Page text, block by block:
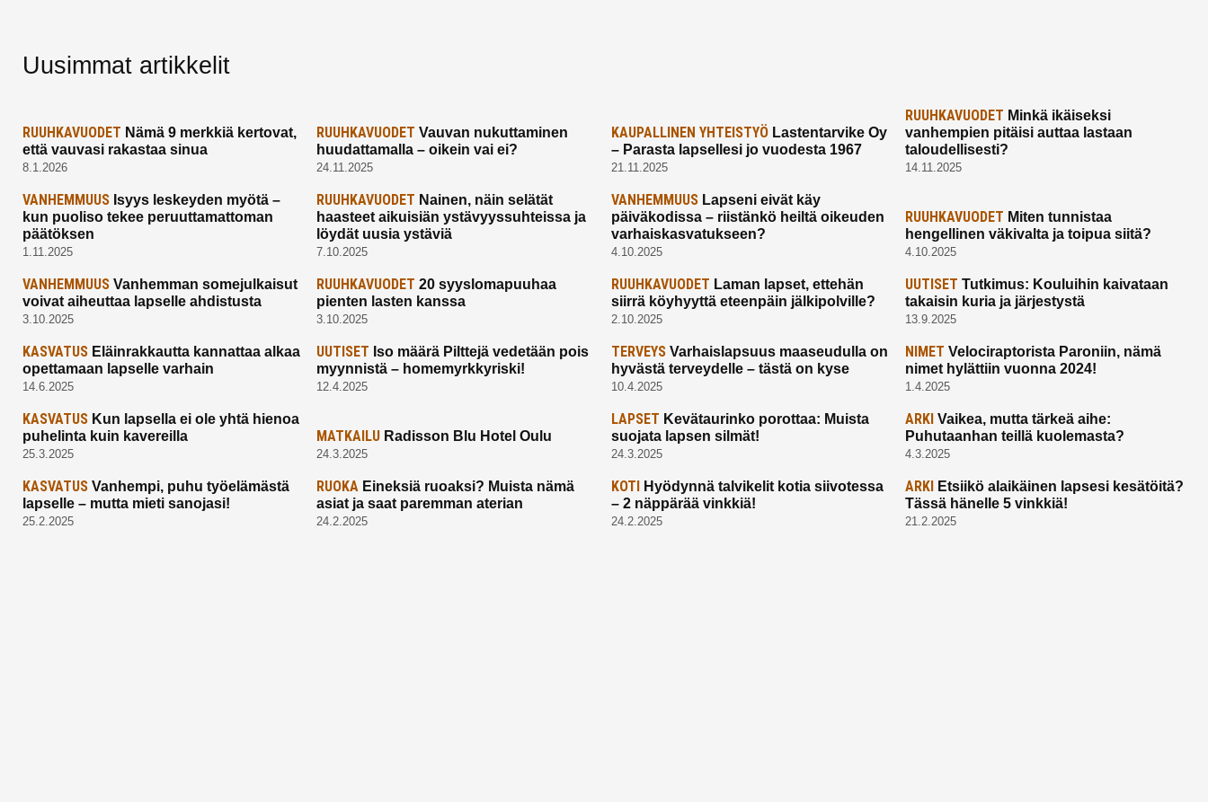
Uusimmat artikkelit
RUUHKAVUODET Nämä 9 merkkiä kertovat,
että vauvasi rakastaa sinua
8.1.2026
RUUHKAVUODET Vauvan nukuttaminen
huudattamalla – oikein vai ei?
24.11.2025
KAUPALLINEN YHTEISTYÖLastentarvike Oy
– Parasta lapsellesi jo vuodesta 1967
21.11.2025
RUUHKAVUODET Minkä ikäiseksi
vanhempien pitäisi auttaa lastaan
taloudellisesti?
14.11.2025
VANHEMMUUS Isyys leskeyden myötä –
kun puoliso tekee peruuttamattoman
päätöksen
1.11.2025
RUUHKAVUODET Nainen, näin selätät
haasteet aikuisiän ystävyyssuhteissa ja
löydät uusia ystäviä
7.10.2025
VANHEMMUUSLapseni eivät käy
päiväkodissa – riistänkö heiltä oikeuden
varhaiskasvatukseen?
4.10.2025
RUUHKAVUODET Miten tunnistaa
hengellinen väkivalta ja toipua siitä?
4.10.2025
VANHEMMUUS Vanhemman somejulkaisut
voivat aiheuttaa lapselle ahdistusta
3.10.2025
RUUHKAVUODET 20 syyslomapuuhaa
pienten lasten kanssa
3.10.2025
RUUHKAVUODET Laman lapset, ettehän
siirrä köyhyyttä eteenpäin jälkipolville?
2.10.2025
UUTISET Tutkimus: Kouluihin kaivataan
takaisin kuria ja järjestystä
13.9.2025
KASVATUS Eläinrakkautta kannattaa alkaa
opettamaan lapselle varhain
14.6.2025
UUTISET Iso määrä Pilttejä vedetään pois
myynnistä – homemyrkkyriski!
12.4.2025
TERVEYSVarhaislapsuus maaseudulla on
hyvästä terveydelle – tästä on kyse
10.4.2025
NIMET Velociraptorista Paroniin, nämä
nimet hylättiin vuonna 2024!
1.4.2025
KASVATUS Kun lapsella ei ole yhtä hienoa
puhelinta kuin kavereilla
25.3.2025
MATKAILU Radisson Blu Hotel Oulu
24.3.2025
LAPSET Kevätaurinko porottaa: Muista
suojata lapsen silmät!
24.3.2025
ARKI Vaikea, mutta tärkeä aihe:
Puhutaanhan teillä kuolemasta?
4.3.2025
KASVATUS Vanhempi, puhu työelämästä
lapselle – mutta mieti sanojasi!
25.2.2025
RUOKA Eineksiä ruoaksi? Muista nämä
asiat ja saat paremman aterian
24.2.2025
KOTI Hyödynnä talvikelit kotia siivotessa
– 2 näppärää vinkkiä!
24.2.2025
ARKI Etsiikö alaikäinen lapsesi kesätöitä?
Tässä hänelle 5 vinkkiä!
21.2.2025